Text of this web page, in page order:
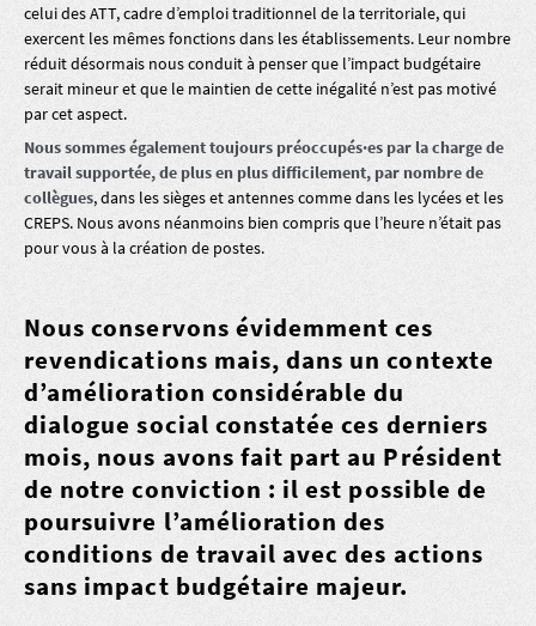
celui des ATT, cadre d’emploi traditionnel de la territoriale, qui
exercent les mêmes fonctions dans les établissements. Leur nombre
réduit désormais nous conduit à penser que l’impact budgétaire
serait mineur et que le maintien de cette inégalité n’est pas motivé
par cet aspect.
Nous sommes également toujours préoccupés·es par la charge de
travail supportée, de plus en plus difficilement, par nombre de
collègues, dans les sièges et antennes comme dans les lycées et les
CREPS. Nous avons néanmoins bien compris que l’heure n’était pas
pour vous à la création de postes.
Nous conservons évidemment ces
revendications mais, dans un contexte
d’amélioration considérable du
dialogue social constatée ces derniers
mois, nous avons fait part au Président
de notre conviction : il est possible de
poursuivre l’amélioration des
conditions de travail avec des actions
sans impact budgétaire majeur.